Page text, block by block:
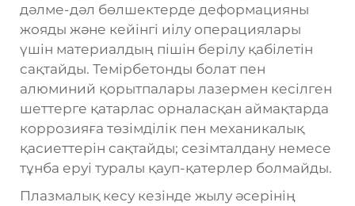
дәлме-дәл бөлшектерде деформацияны
жояды және кейінгі иілу операциялары
үшін материалдың пішін берілу қабілетін
сақтайды. Темірбетонды болат пен
алюминий қорытпалары лазермен кесілген
шеттерге қатарлас орналасқан аймақтарда
коррозияға төзімділік пен механикалық
қасиеттерін сақтайды; сезімталдану немесе
тұнба еруі туралы қауп-қатерлер болмайды.
Плазмалық кесу кезінде жылу әсерінің